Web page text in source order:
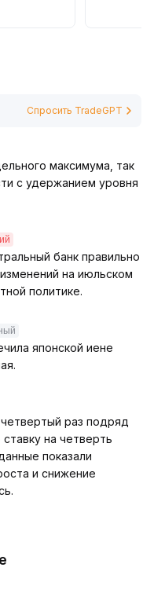
быстрый
поэтапное открытие
структурные
риски просадки.
Спросить TradeGPT
максимума, так
с удержанием уровня
банк правильно
на июльском
политике.
японской иене
раз подряд
на четверть
показали
и снижение